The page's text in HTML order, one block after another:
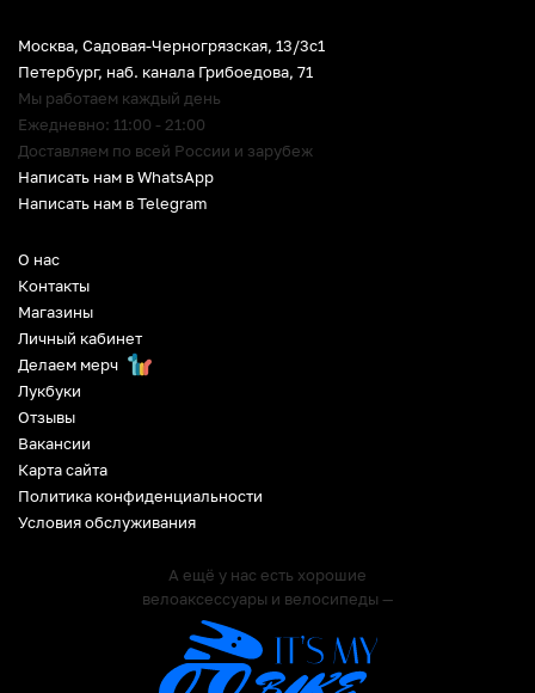
О нас
Контакты
Магазины
Личный кабинет
Делаем мерч
Лукбуки
Отзывы
Вакансии
Карта сайта
Политика конфиденциальности
Условия обслуживания
А ещё у нас есть хорошие
велоаксессуары и велосипеды —
Москва, Садовая-Черногрязская, 13/3c1
Петербург, наб. канала Грибоедова, 71
Мы работаем каждый день
Ежедневно: 11:00 - 21:00
Доставляем по всей России и зарубеж
Написать нам в WhatsApp
Написать нам в Telegram